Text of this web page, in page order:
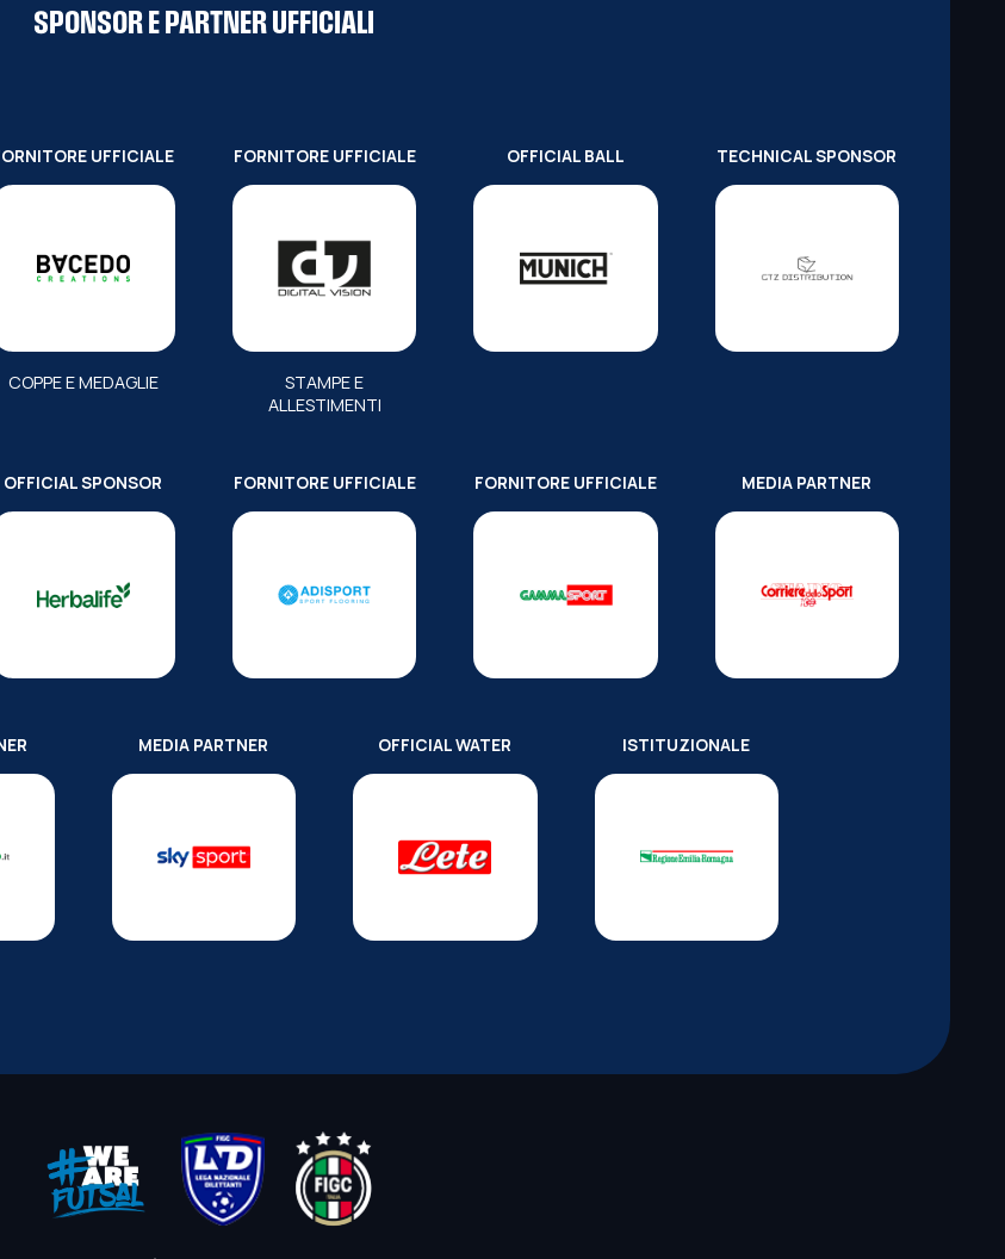
SPONSOR E PARTNER UFFICIALI
UFFICIALE
COPPE E MEDAGLIE
FORNITORE UFFICIALE
STAMPE E
ALLESTIMENTI
OFFICIAL BALL TECHNICAL SPONSOR
OFFICIAL SPONSOR FORNITORE UFFICIALE FORNITORE UFFICIALE MEDIA PARTNER
MEDIA PARTNER OFFICIAL WATER ISTITUZIONALE